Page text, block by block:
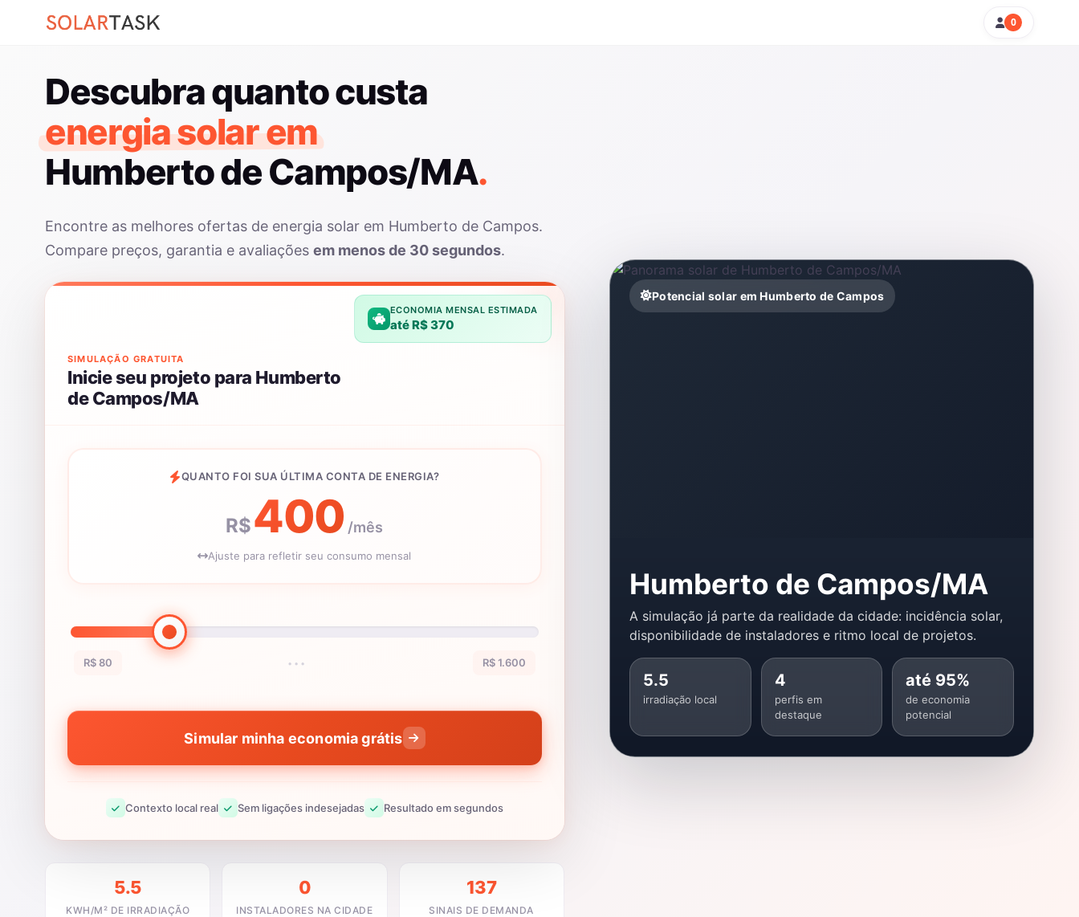
0
Descubra quanto custa
energia solar em
Humberto de Campos/MA.
Encontre as melhores ofertas de energia solar em Humberto de Campos.
Compare preços, garantia e avaliações em menos de 30 segundos.
ECONOMIA MENSAL ESTIMADA
até R$ 370
SIMULAÇÃO GRATUITA
Inicie seu projeto para Humberto
de Campos/MA
QUANTO FOI SUA ÚLTIMA CONTA DE ENERGIA?
R$400 /mês
Ajuste para refletir seu consumo mensal
R$ 80 ••• R$ 1.600
Simular minha economia grátis
Contexto local real Sem ligações indesejadas Resultado em segundos
5.5
KWH/M² DE IRRADIAÇÃO
0
INSTALADORES NA CIDADE
137
SINAIS DE DEMANDA
Potencial solar em Humberto de Campos
Humberto de Campos/MA
A simulação já parte da realidade da cidade: incidência solar,
disponibilidade de instaladores e ritmo local de projetos.
5.5
irradiação local
4
perfis em
destaque
até 95%
de economia
potencial